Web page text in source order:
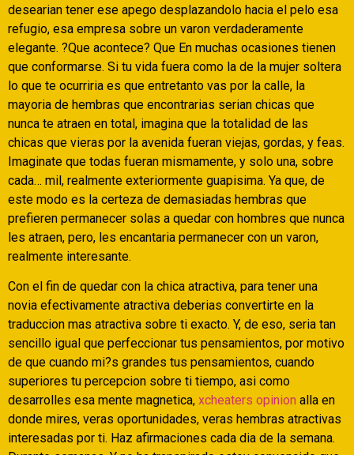
desearian tener ese apego desplazandolo hacia el pelo esa
refugio, esa empresa sobre un varon verdaderamente
elegante. ?Que acontece? Que En muchas ocasiones tienen
que conformarse. Si tu vida fuera como la de la mujer soltera
lo que te ocurriria es que entretanto vas por la calle, la
mayoria de hembras que encontrarias serian chicas que
nunca te atraen en total, imagina que la totalidad de las
chicas que vieras por la avenida fueran viejas, gordas, y feas.
Imaginate que todas fueran mismamente, y solo una, sobre
cada… mil, realmente exteriormente guapisima. Ya que, de
este modo es la certeza de demasiadas hembras que
prefieren permanecer solas a quedar con hombres que nunca
les atraen, pero, les encantaria permanecer con un varon,
realmente interesante.
Con el fin de quedar con la chica atractiva, para tener una
novia efectivamente atractiva deberias convertirte en la
traduccion mas atractiva sobre ti exacto. Y, de eso, seri­a tan
sencillo igual que perfeccionar tus pensamientos, por motivo
de que cuando mi?s grandes tus pensamientos, cuando
superiores tu percepcion sobre ti tiempo, asi­ como
desarrolles esa mente magnetica, xcheaters opinion alla en
donde mires, veras oportunidades, veras hembras atractivas
interesadas por ti. Haz afirmaciones cada dia de la semana.